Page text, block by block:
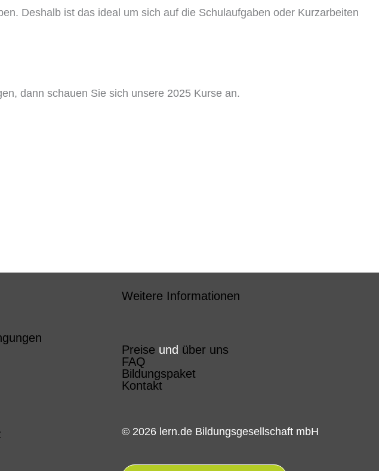
Deshalb ist das ideal um sich auf die Schulaufgaben oder Kurzarbeiten
dann schauen Sie sich unsere 2025 Kurse an.
Weitere Informationen
Preise und über uns
FAQ
Bildungspaket
Kontakt
© 2026 lern.de Bildungsgesellschaft mbH